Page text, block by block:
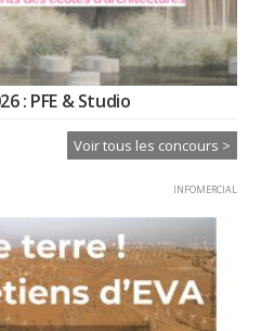
: PFE & Studio
Voir tous les concours >
INFOMERCIAL